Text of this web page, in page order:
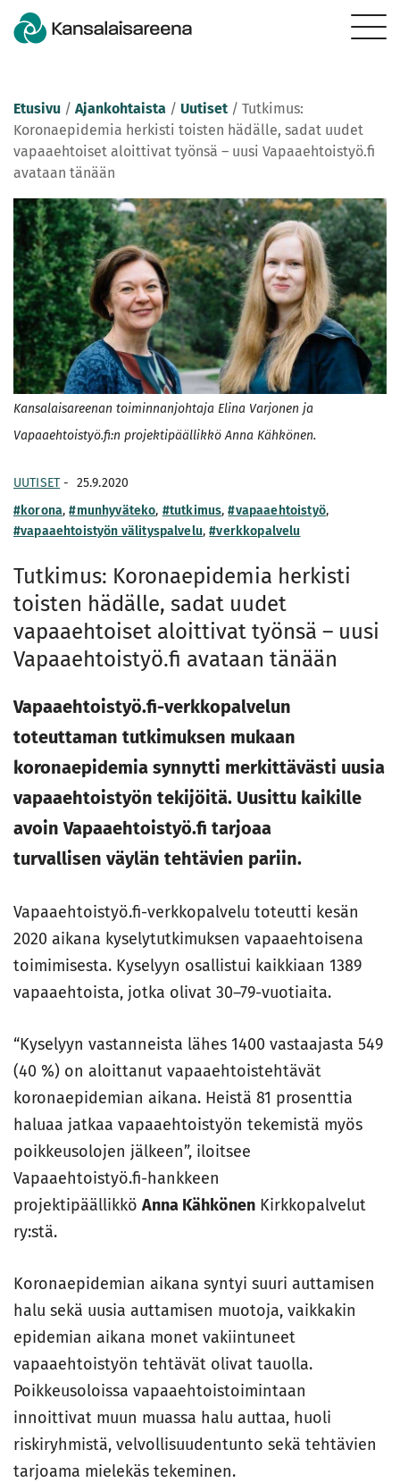
Etusivu / Ajankohtaista / Uutiset / Tutkimus:
Koronaepidemia herkisti toisten hädälle, sadat uudet
vapaaehtoiset aloittivat työnsä – uusi Vapaaehtoistyö.fi
avataan tänään
Kansalaisareenan toiminnanjohtaja Elina Varjonen ja
Vapaaehtoistyö.fi:n projektipäällikkö Anna Kähkönen.
UUTISET - 25.9.2020
#korona,#munhyväteko, #tutkimus,#vapaaehtoistyö,
#vapaaehtoistyön välityspalvelu,#verkkopalvelu
Tutkimus: Koronaepidemia herkisti
toisten hädälle, sadat uudet
vapaaehtoiset aloittivat työnsä – uusi
Vapaaehtoistyö.fi avataan tänään
Vapaaehtoistyö.fi-verkkopalvelun
toteuttaman tutkimuksen mukaan
koronaepidemia synnytti merkittävästi uusia
vapaaehtoistyön tekijöitä. Uusittu kaikille
avoin Vapaaehtoistyö.fi tarjoaa
turvallisen väylän tehtävien pariin.
Vapaaehtoistyö.fi-verkkopalvelu toteutti kesän
2020 aikana kyselytutkimuksen vapaaehtoisena
toimimisesta. Kyselyyn osallistui kaikkiaan 1389
vapaaehtoista, jotka olivat 30–79-vuotiaita.
“Kyselyyn vastanneista lähes 1400 vastaajasta 549
(40 %) on aloittanut vapaaehtoistehtävät
koronaepidemian aikana. Heistä 81 prosenttia
haluaa jatkaa vapaaehtoistyön tekemistä myös
poikkeusolojen jälkeen”, iloitsee
Vapaaehtoistyö.fi-hankkeen
projektipäällikkö Anna Kähkönen Kirkkopalvelut
ry:stä.
Koronaepidemian aikana syntyi suuri auttamisen
halu sekä uusia auttamisen muotoja, vaikkakin
epidemian aikana monet vakiintuneet
vapaaehtoistyön tehtävät olivat tauolla.
Poikkeusoloissa vapaaehtoistoimintaan
innoittivat muun muassa halu auttaa, huoli
riskiryhmistä, velvollisuudentunto sekä tehtävien
tarjoama mielekäs tekeminen.